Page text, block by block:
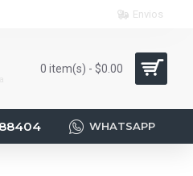
Envios
0 item(s) - $0.00
WHATSAPP